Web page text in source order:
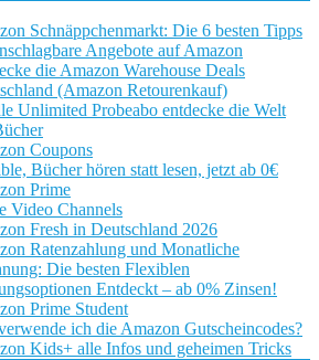
Schnäppchenmarkt: Die 6 besten Tipps
Angebote auf Amazon
die Amazon Warehouse Deals
(Amazon Retourenkauf)
Unlimited Probeabo entdecke die Welt
Coupons
Bücher hören statt lesen, jetzt ab 0€
Prime
Video Channels
Fresh in Deutschland 2026
Ratenzahlung und Monatliche
Die besten Flexiblen
Entdeckt – ab 0% Zinsen!
Prime Student
ich die Amazon Gutscheincodes?
Kids+ alle Infos und geheimen Tricks